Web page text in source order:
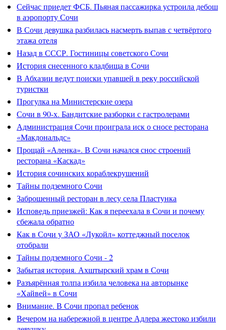
Сейчас приедет ФСБ. Пьяная пассажирка устроила дебош
в аэропорту Сочи
В Сочи девушка разбилась насмерть выпав с четвёртого
этажа отеля
Назад в СССР. Гостиницы советского Сочи
История снесенного кладбища в Сочи
В Абхазии ведут поиски упавшей в реку российской
туристки
Прогулка на Министерские озера
Сочи в 90-х. Бандитские разборки с гастролерами
Администрация Сочи проиграла иск о сносе ресторана
«Макдональдс»
Прощай «Аленка». В Сочи начался снос строений
ресторана «Каскад»
История сочинских кораблекрушений
Тайны подземного Сочи
Заброшенный ресторан в лесу села Пластунка
Исповедь приезжей: Как я переехала в Сочи и почему
сбежала обратно
Как в Сочи у ЗАО «Лукойл» коттеджный поселок
отобрали
Тайны подземного Сочи - 2
Забытая история. Ахштырский храм в Сочи
Разъярённая толпа избила человека на авторынке
«Хайвей» в Сочи
Внимание. В Сочи пропал ребенок
Вечером на набережной в центре Адлера жестоко избили